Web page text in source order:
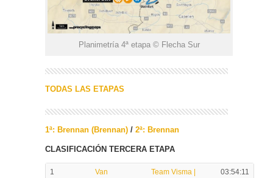
Planimetría 4ª etapa © Flecha Sur
TODAS LAS ETAPAS
1ª: Brennan (Brennan) / 2ª: Brennan
CLASIFICACIÓN TERCERA ETAPA
1
Van
Team Visma |
03:54:11